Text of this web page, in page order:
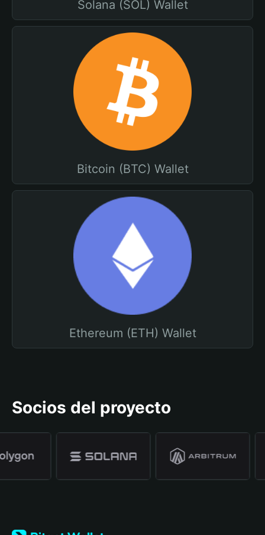
Solana (SOL) Wallet
Bitcoin (BTC) Wallet
Ethereum (ETH) Wallet
Socios del proyecto